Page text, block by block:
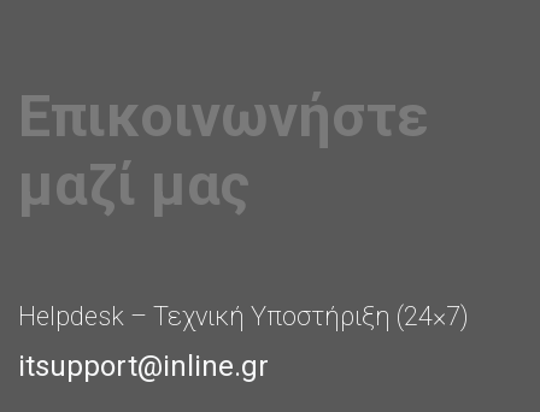
Επικοινωνήστε
μαζί μας
Helpdesk – Τεχνική Υποστήριξη (24×7)
itsupport@inline.gr